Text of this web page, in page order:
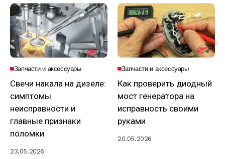
Запчасти и аксессуары
Свечи накала на дизеле:
симптомы
неисправности и
главные признаки
поломки
23.05.2026
Запчасти и аксессуары
Как проверить диодный
мост генератора на
исправность своими
руками
20.05.2026